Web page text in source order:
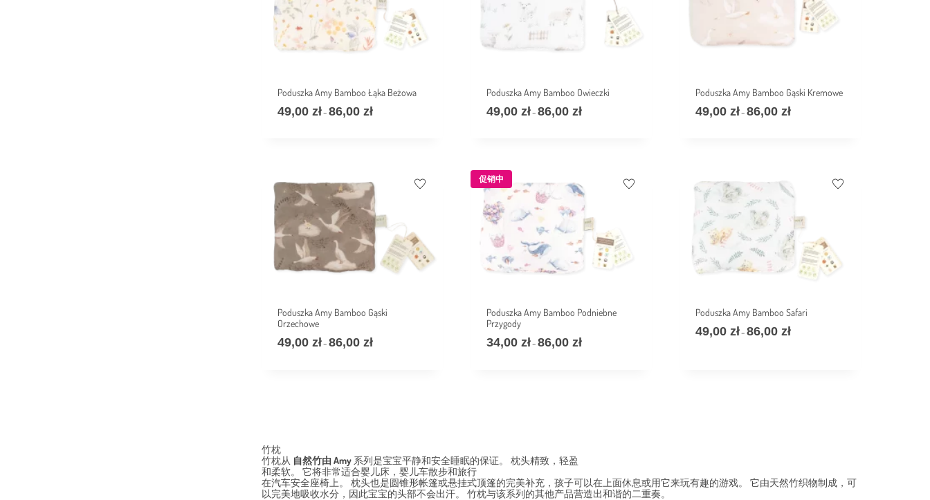
Poduszka Amy Bamboo Łąka Beżowa
49,00 zł– 86,00 zł
Poduszka Amy Bamboo Owieczki
49,00 zł– 86,00 zł
Poduszka Amy Bamboo Gąski Kremowe
49,00 zł– 86,00 zł
Poduszka Amy Bamboo Gąski
Orzechowe
49,00 zł– 86,00 zł
促销中
Poduszka Amy Bamboo Podniebne
Przygody
34,00 zł– 86,00 zł
Poduszka Amy Bamboo Safari
49,00 zł– 86,00 zł
竹枕
竹枕从 自然竹由 Amy 系列是宝宝平静和安全睡眠的保证。 枕头精致，轻盈
和柔软。 它将非常适合婴儿床，婴儿车散步和旅行
在汽车安全座椅上。 枕头也是圆锥形帐篷或悬挂式顶篷的完美补充，孩子可以在上面休息或用它来玩有趣的游戏。 它由天然竹织物制成，可
以完美地吸收水分，因此宝宝的头部不会出汗。 竹枕与该系列的其他产品营造出和谐的二重奏。